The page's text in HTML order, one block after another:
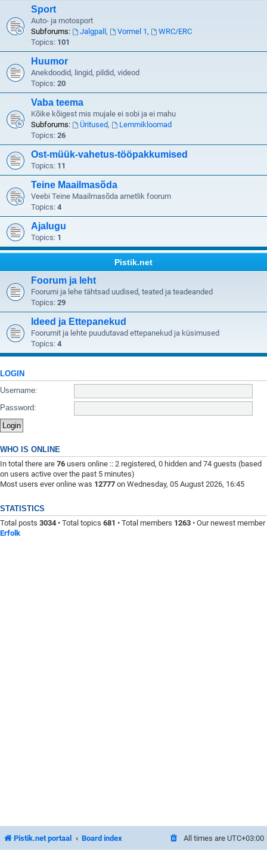
Sport
Auto- ja motosport
Subforums:
Jalgpall, Vormel 1 ,
WRC/ERC
Topics: 101
Huumor
Anekdoodid, lingid, pildid, videod
Topics: 20
Vaba teema
Kõike kõigest mis mujale ei sobi ja ei mahu
Subforums:
Üritused,
Lemmikloomad
Topics: 26
Ost-müük-vahetus-tööpakkumised
Topics: 11
Teine Maailmasõda
Veebi Teine Maailmasõda ametlik foorum
Topics: 4
Ajalugu
Topics: 1
Pistik.net
Foorum ja leht
Foorumi ja lehe tähtsad uudised, teated ja teadeanded
Topics: 29
Ideed ja Ettepanekud
Foorumit ja lehte puudutavad ettepanekud ja küsimused
Topics: 4
LOGIN
Username:
Password:
WHO IS ONLINE
In total there are 76 users online :: 2 registered, 0 hidden and 74 guests (based
on users active over the past 5 minutes)
Most users ever online was 12777 on Wednesday, 05 August 2026, 16:45
STATISTICS
Total posts 3034 • Total topics 681 • Total members 1263 • Our newest member
Erfolk
Pistik.net portaal Board index All times are UTC+03:00